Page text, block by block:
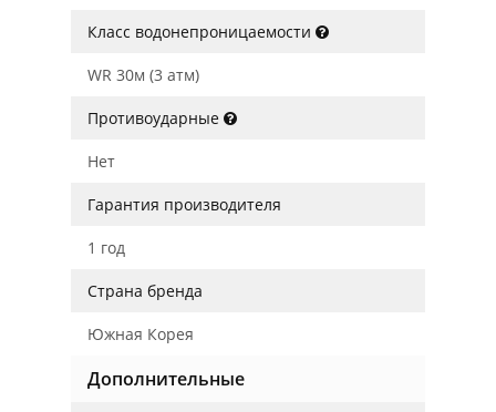
Класс водонепроницаемости
WR 30м (3 атм)
Противоударные
Нет
Гарантия производителя
1 год
Страна бренда
Южная Корея
Дополнительные